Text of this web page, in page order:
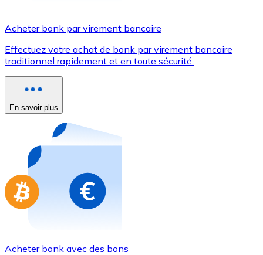
Utilisez les cartes Visa et Mastercard pour acheter
Acheter avec carte
Nouveau
Achetez des cartes-cadeaux de vos marques
Aller à la boutique de cartes-cadeaux
Acheter bonk par virement bancaire
Effectuez votre achat de bonk par virement bancaire
traditionnel rapidement et en toute sécurité.
En savoir plus
Acheter bonk avec des bons